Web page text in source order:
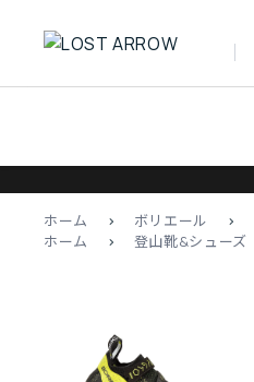
ホーム > ボリエール >
ホーム
> 登山靴&シューズ